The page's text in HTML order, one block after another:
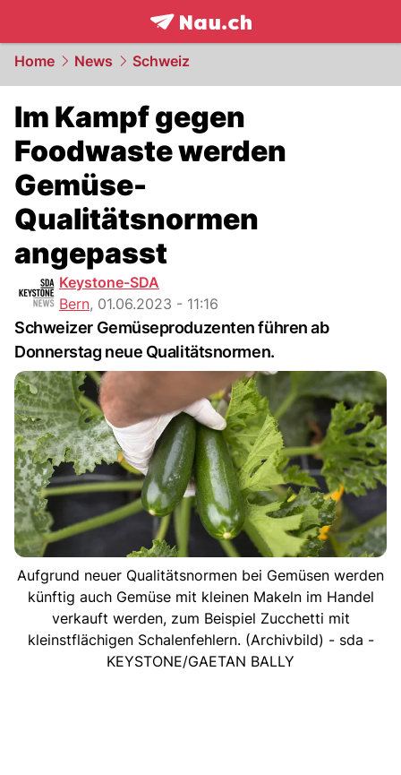
frontpage.NAU.ch
Home News Schweiz
Im Kampf gegen
Foodwaste werden
Gemüse-
Qualitätsnormen
angepasst
Keystone-SDA
Bern, 01.06.2023 - 11:16
Schweizer Gemüseproduzenten führen ab
Donnerstag neue Qualitätsnormen.
Aufgrund neuer Qualitätsnormen bei Gemüsen werden
künftig auch Gemüse mit kleinen Makeln im Handel
verkauft werden, zum Beispiel Zucchetti mit
kleinstflächigen Schalenfehlern. (Archivbild) - sda -
KEYSTONE/GAETAN BALLY